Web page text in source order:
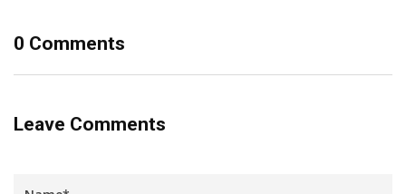
0 Comments
Leave Comments